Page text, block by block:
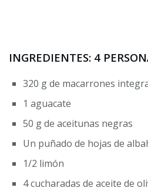
INGREDIENTES: 4
320 g de macarrones
1 aguacate
50 g de aceitunas negras
Un puñado de hojas de
1/2 limón
4 cucharadas de aceite de